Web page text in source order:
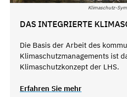
Klimaschutz-
DAS INTEGRIERTE
Die Basis der Arbeit des
Klimaschutzmanagements ist
Klimaschutzkonzept der LHS.
Erfahren Sie mehr